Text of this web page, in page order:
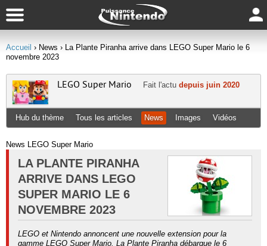
Accueil › News › La Plante Piranha arrive dans LEGO Super Mario le 6
novembre 2023
LEGO Super Mario Fait l'actu depuis juin 2020
Hub du thème Tous les articles News Images Vidéos
News LEGO Super Mario
LA PLANTE PIRANHA
ARRIVE DANS LEGO
SUPER MARIO LE 6
NOVEMBRE 2023
LEGO et Nintendo annoncent une nouvelle extension pour la
gamme LEGO Super Mario. La Plante Piranha débarque le 6